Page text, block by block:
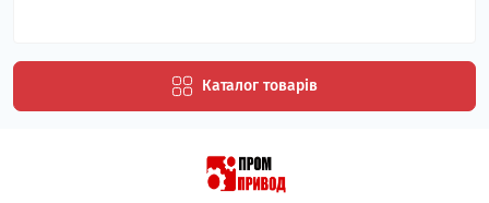
Каталог товарів